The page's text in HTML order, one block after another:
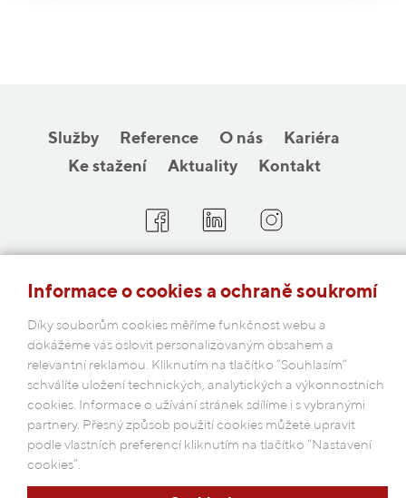
Služby Reference O nás
Kariéra
Ke stažení
Aktuality Kontakt
Michelská 18/12a, 140 00 Praha 4
Česká republika
Podmínky ochrany osobních údajů
Informace o cookies a ochraně soukromí
Díky souborům cookies měříme funkčnost webu a
dokážeme vás oslovit personalizovaným obsahem a
relevantní reklamou. Kliknutím na tlačítko “Souhlasím“
schválíte uložení technických, analytických a výkonnostních
cookies. Informace o užívání stránek sdílíme i s vybranými
partnery. Přesný způsob použití cookies můžete upravit
podle vlastních preferencí kliknutím na tlačítko “Nastavení
cookies”.